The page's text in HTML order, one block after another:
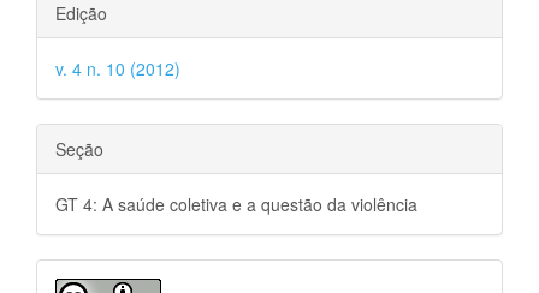
Edição
v. 4 n. 10 (2012)
Seção
GT 4: A saúde coletiva e a questão da violência